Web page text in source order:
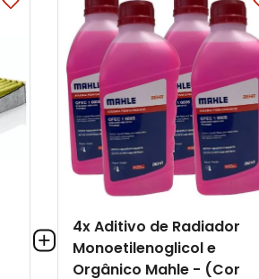
4x Aditivo de Radiador
Monoetilenoglicol e
Orgânico Mahle - (Cor